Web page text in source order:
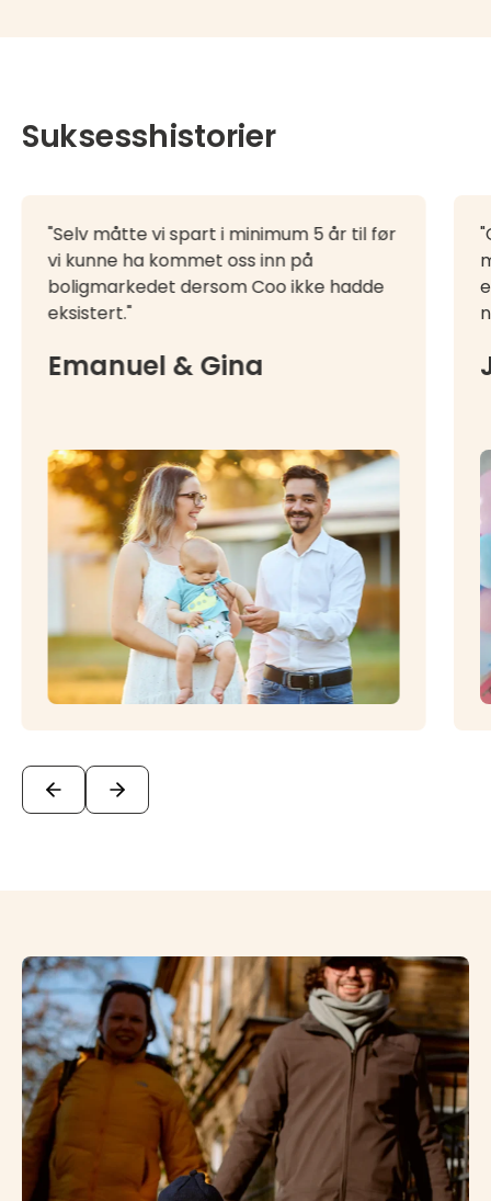
Suksesshistorier
"Selv måtte vi spart i minimum 5 år til før
vi kunne ha kommet oss inn på
boligmarkedet dersom Coo ikke hadde
eksistert."
Emanuel & Gina